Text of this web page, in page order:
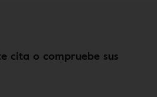
cita o compruebe sus